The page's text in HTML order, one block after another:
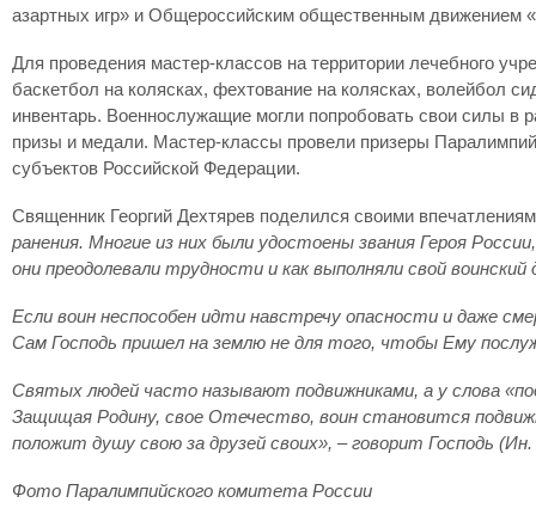
азартных игр» и Общероссийским общественным движением
Для проведения мастер-классов на территории лечебного
баскетбол на колясках, фехтование на колясках, волейбол
инвентарь. Военнослужащие могли попробовать свои силы в
призы и медали. Мастер-классы провели призеры
субъектов Российской Федерации.
Священник Георгий Дехтярев поделился своими
ранения. Многие из них были удостоены звания Героя
они преодолевали трудности и как выполняли свой воинский
Если воин неспособен идти навстречу опасности и даже
Сам Господь пришел на землю не для того, чтобы Ему
Святых людей часто называют подвижниками, а у слова
Защищая Родину, свое Отечество, воин становится
положит душу свою за друзей своих», – говорит Господь
Фото Паралимпийского комитета России